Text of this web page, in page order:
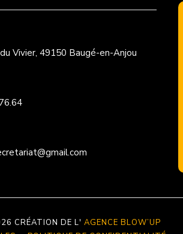
Vivier, 49150 Baugé-en-Anjou
CRÉATION DE L' AGENCE BLOW’UP